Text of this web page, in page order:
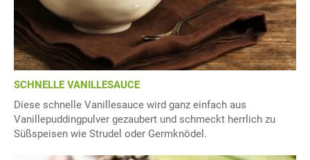
SCHNELLE VANILLESAUCE
Diese schnelle Vanillesauce wird ganz einfach aus
Vanillepuddingpulver gezaubert und schmeckt herrlich zu
Süßspeisen wie Strudel oder Germknödel.